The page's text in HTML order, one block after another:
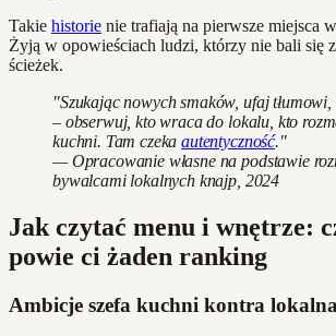
Takie historie nie trafiają na pierwsze miejsca
Żyją w opowieściach ludzi, którzy nie bali się
ścieżek.
"Szukając nowych smaków, ufaj
– obserwuj, kto wraca do lokalu, kto
kuchni. Tam czekaautentyczność."
— Opracowanie własne na podstawie
bywalcami lokalnych knajp, 2024
Jak czytać menu i wnętrze:
powie ci żaden ranking
Ambicje szefa kuchni kontra